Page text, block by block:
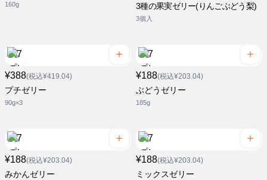
160g 3種の果実ゼリー(りんごぶどう梨)
3個入
¥388(税込¥419.04)
プチゼリー
90g×3
¥188(税込¥203.04)
ぶどうゼリー
185g
¥188(税込¥203.04)
みかんゼリー
¥188(税込¥203.04)
ミックスゼリー